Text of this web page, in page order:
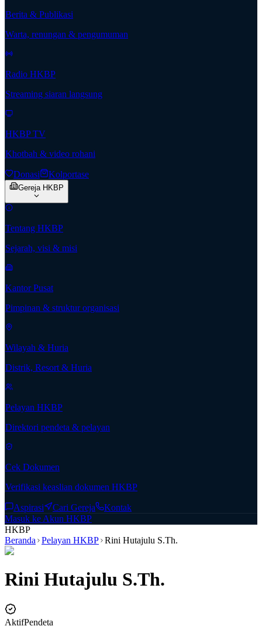
Berita & Publikasi
Warta, renungan & pengumuman
Radio HKBP
Streaming siaran langsung
HKBP TV
Khotbah & video rohani
Donasi Kolportase
Gereja HKBP
Tentang HKBP
Sejarah, visi & misi
Kantor Pusat
Pimpinan & struktur organisasi
Wilayah & Huria
Distrik, Resort & Huria
Pelayan HKBP
Direktori pendeta & pelayan
Cek Dokumen
Verifikasi keaslian dokumen HKBP
Aspirasi Cari Gereja
Kontak
Masuk ke Akun HKBP
HKBP
Beranda
Pelayan HKBP Rini Hutajulu S.Th.
Rini Hutajulu S.Th.
AktifPendeta